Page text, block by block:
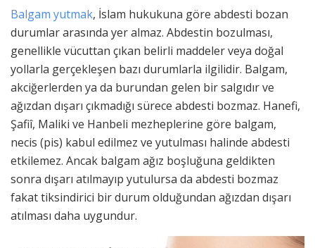
Balgam yutmak, İslam hukukuna göre abdesti bozan
durumlar arasında yer almaz. Abdestin bozulması,
genellikle vücuttan çıkan belirli maddeler veya doğal
yollarla gerçekleşen bazı durumlarla ilgilidir. Balgam,
akciğerlerden ya da burundan gelen bir salgıdır ve
ağızdan dışarı çıkmadığı sürece abdesti bozmaz. Hanefi,
Şafiî, Maliki ve Hanbeli mezheplerine göre balgam,
necis (pis) kabul edilmez ve yutulması halinde abdesti
etkilemez. Ancak balgam ağız boşluğuna geldikten
sonra dışarı atılmayıp yutulursa da abdesti bozmaz
fakat tiksindirici bir durum olduğundan ağızdan dışarı
atılması daha uygundur.